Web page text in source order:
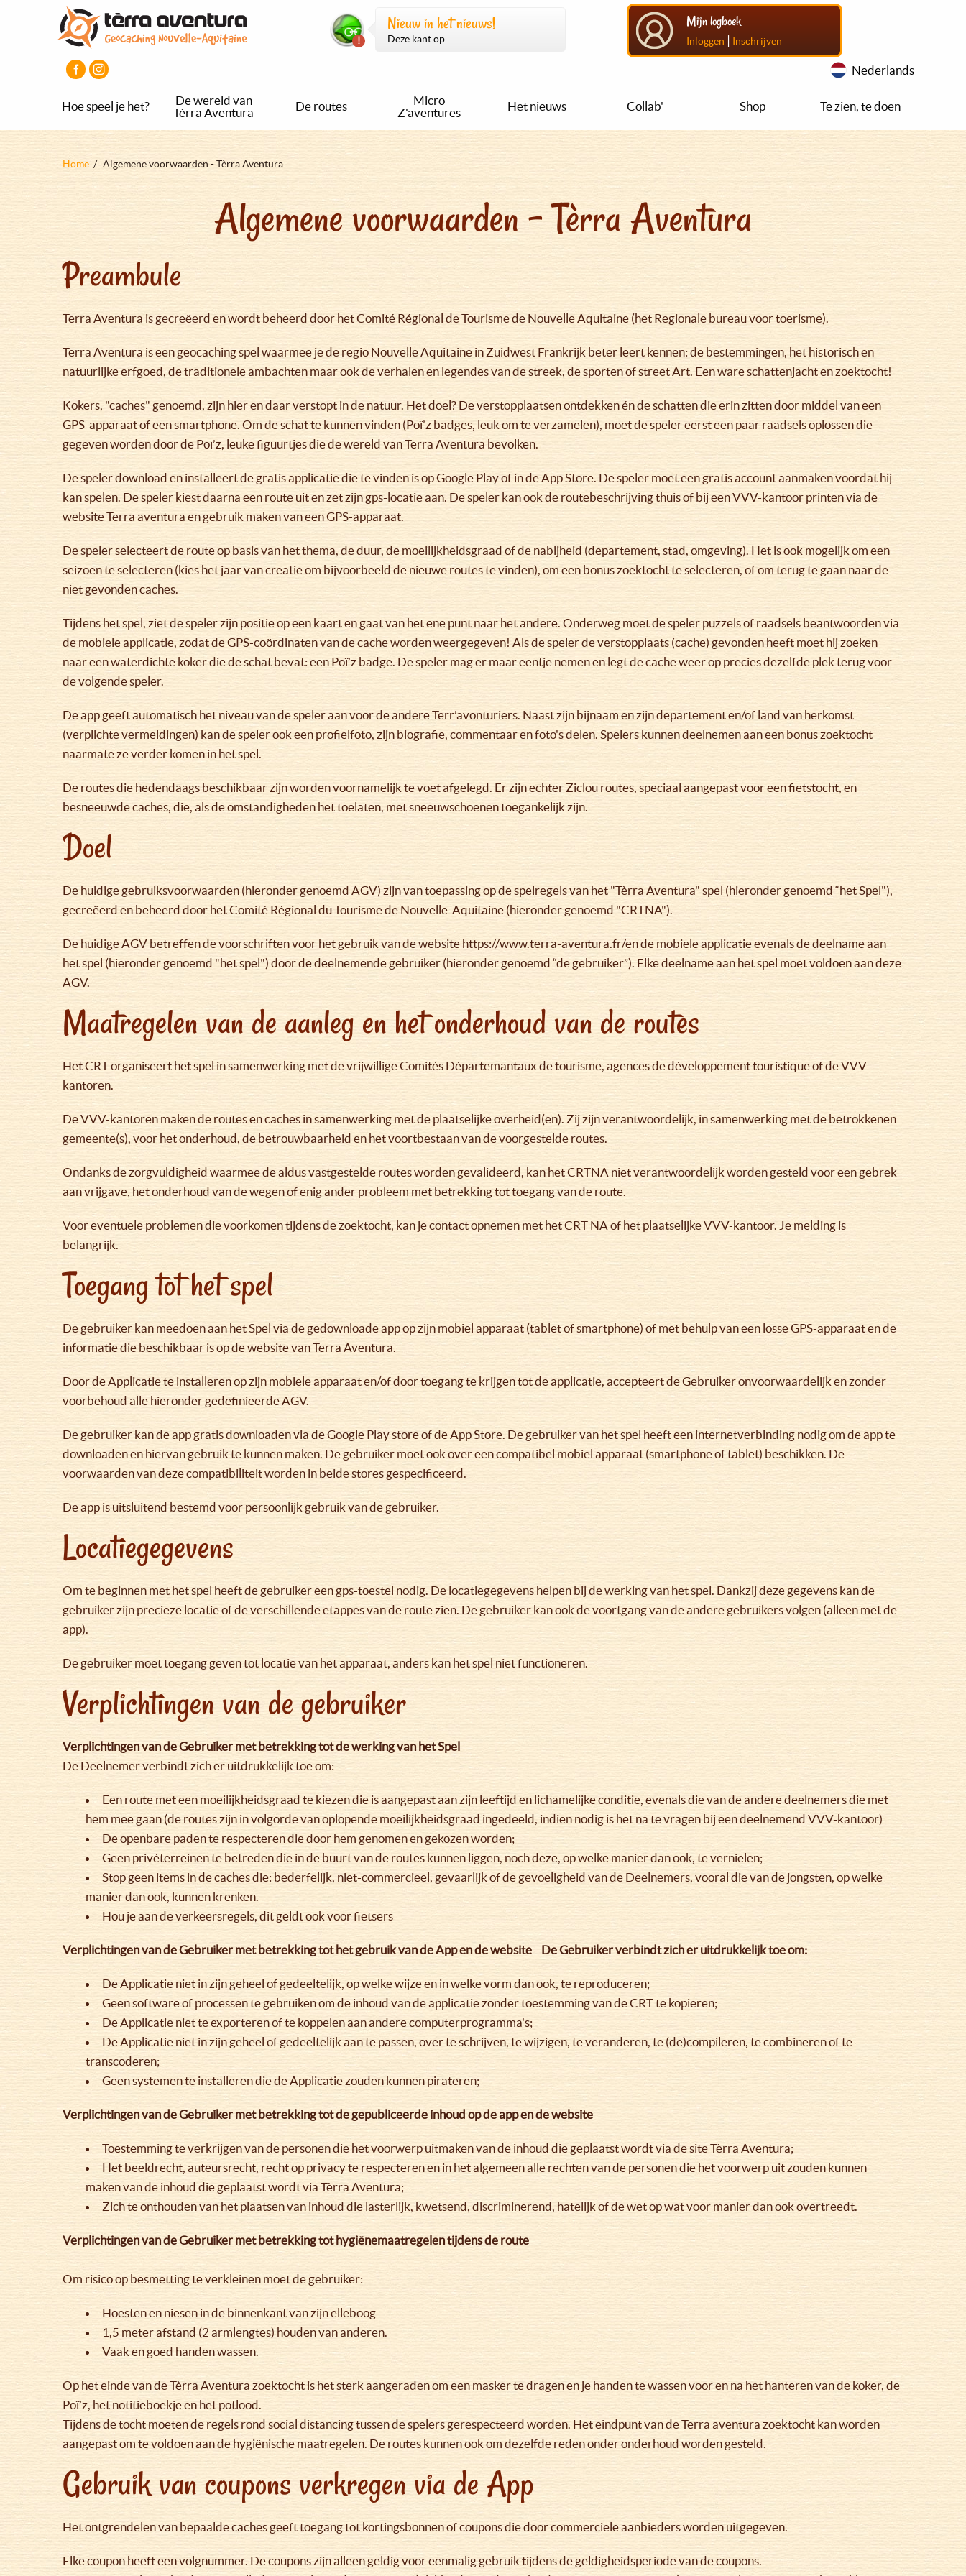
Nieuw in het nieuws!
Deze kant op...
Mijn logboek
Inloggen | Inschrijven
Nederlands
Hoe speel je het?
De wereld van
Tèrra Aventura
De routes
Micro
Z'aventures
Het nieuws Collab' Shop Te zien, te doen
Kruimelpad
Home Algemene voorwaarden - Tèrra Aventura
Algemene voorwaarden - Tèrra Aventura
Preambule
Terra Aventura is gecreëerd en wordt beheerd door het Comité Régional de Tourisme de Nouvelle Aquitaine (het Regionale bureau voor toerisme).
Terra Aventura is een geocaching spel waarmee je de regio Nouvelle Aquitaine in Zuidwest Frankrijk beter leert kennen: de bestemmingen, het historisch en
natuurlijke erfgoed, de traditionele ambachten maar ook de verhalen en legendes van de streek, de sporten of street Art. Een ware schattenjacht en zoektocht!
Kokers, "caches" genoemd, zijn hier en daar verstopt in de natuur. Het doel? De verstopplaatsen ontdekken én de schatten die erin zitten door middel van een
GPS-apparaat of een smartphone. Om de schat te kunnen vinden (Poï’z badges, leuk om te verzamelen), moet de speler eerst een paar raadsels oplossen die
gegeven worden door de Poï’z, leuke figuurtjes die de wereld van Terra Aventura bevolken.
De speler download en installeert de gratis applicatie die te vinden is op Google Play of in de App Store. De speler moet een gratis account aanmaken voordat hij
kan spelen. De speler kiest daarna een route uit en zet zijn gps-locatie aan. De speler kan ook de routebeschrijving thuis of bij een VVV-kantoor printen via de
website Terra aventura en gebruik maken van een GPS-apparaat.
De speler selecteert de route op basis van het thema, de duur, de moeilijkheidsgraad of de nabijheid (departement, stad, omgeving). Het is ook mogelijk om een
seizoen te selecteren (kies het jaar van creatie om bijvoorbeeld de nieuwe routes te vinden), om een bonus zoektocht te selecteren, of om terug te gaan naar de
niet gevonden caches.
Tijdens het spel, ziet de speler zijn positie op een kaart en gaat van het ene punt naar het andere. Onderweg moet de speler puzzels of raadsels beantwoorden via
de mobiele applicatie, zodat de GPS-coördinaten van de cache worden weergegeven! Als de speler de verstopplaats (cache) gevonden heeft moet hij zoeken
naar een waterdichte koker die de schat bevat: een Poï’z badge. De speler mag er maar eentje nemen en legt de cache weer op precies dezelfde plek terug voor
de volgende speler.
De app geeft automatisch het niveau van de speler aan voor de andere Terr’avonturiers. Naast zijn bijnaam en zijn departement en/of land van herkomst
(verplichte vermeldingen) kan de speler ook een profielfoto, zijn biografie, commentaar en foto's delen. Spelers kunnen deelnemen aan een bonus zoektocht
naarmate ze verder komen in het spel.
De routes die hedendaags beschikbaar zijn worden voornamelijk te voet afgelegd. Er zijn echter Ziclou routes, speciaal aangepast voor een fietstocht, en
besneeuwde caches, die, als de omstandigheden het toelaten, met sneeuwschoenen toegankelijk zijn.
Doel
De huidige gebruiksvoorwaarden (hieronder genoemd AGV) zijn van toepassing op de spelregels van het "Tèrra Aventura" spel (hieronder genoemd “het Spel"),
gecreëerd en beheerd door het Comité Régional du Tourisme de Nouvelle-Aquitaine (hieronder genoemd "CRTNA").
De huidige AGV betreffen de voorschriften voor het gebruik van de website https://www.terra-aventura.fr/en de mobiele applicatie evenals de deelname aan
het spel (hieronder genoemd "het spel") door de deelnemende gebruiker (hieronder genoemd “de gebruiker”). Elke deelname aan het spel moet voldoen aan deze
AGV.
Maatregelen van de aanleg en het onderhoud van de routes
Het CRT organiseert het spel in samenwerking met de vrijwillige Comités Départemantaux de tourisme, agences de développement touristique of de VVV-
kantoren.
De VVV-kantoren maken de routes en caches in samenwerking met de plaatselijke overheid(en). Zij zijn verantwoordelijk, in samenwerking met de betrokkenen
gemeente(s), voor het onderhoud, de betrouwbaarheid en het voortbestaan van de voorgestelde routes.
Ondanks de zorgvuldigheid waarmee de aldus vastgestelde routes worden gevalideerd, kan het CRTNA niet verantwoordelijk worden gesteld voor een gebrek
aan vrijgave, het onderhoud van de wegen of enig ander probleem met betrekking tot toegang van de route.
Voor eventuele problemen die voorkomen tijdens de zoektocht, kan je contact opnemen met het CRT NA of het plaatselijke VVV-kantoor. Je melding is
belangrijk.
Toegang tot het spel
De gebruiker kan meedoen aan het Spel via de gedownloade app op zijn mobiel apparaat (tablet of smartphone) of met behulp van een losse GPS-apparaat en de
informatie die beschikbaar is op de website van Terra Aventura.
Door de Applicatie te installeren op zijn mobiele apparaat en/of door toegang te krijgen tot de applicatie, accepteert de Gebruiker onvoorwaardelijk en zonder
voorbehoud alle hieronder gedefinieerde AGV.
De gebruiker kan de app gratis downloaden via de Google Play store of de App Store. De gebruiker van het spel heeft een internetverbinding nodig om de app te
downloaden en hiervan gebruik te kunnen maken. De gebruiker moet ook over een compatibel mobiel apparaat (smartphone of tablet) beschikken. De
voorwaarden van deze compatibiliteit worden in beide stores gespecificeerd.
De app is uitsluitend bestemd voor persoonlijk gebruik van de gebruiker.
Locatiegegevens
Om te beginnen met het spel heeft de gebruiker een gps-toestel nodig. De locatiegegevens helpen bij de werking van het spel. Dankzij deze gegevens kan de
gebruiker zijn precieze locatie of de verschillende etappes van de route zien. De gebruiker kan ook de voortgang van de andere gebruikers volgen (alleen met de
app).
De gebruiker moet toegang geven tot locatie van het apparaat, anders kan het spel niet functioneren.
Verplichtingen van de gebruiker
Verplichtingen van de Gebruiker met betrekking tot de werking van het Spel
De Deelnemer verbindt zich er uitdrukkelijk toe om:
Een route met een moeilijkheidsgraad te kiezen die is aangepast aan zijn leeftijd en lichamelijke conditie, evenals die van de andere deelnemers die met
hem mee gaan (de routes zijn in volgorde van oplopende moeilijkheidsgraad ingedeeld, indien nodig is het na te vragen bij een deelnemend VVV-kantoor)
De openbare paden te respecteren die door hem genomen en gekozen worden;
Geen privéterreinen te betreden die in de buurt van de routes kunnen liggen, noch deze, op welke manier dan ook, te vernielen;
Stop geen items in de caches die: bederfelijk, niet-commercieel, gevaarlijk of de gevoeligheid van de Deelnemers, vooral die van de jongsten, op welke
manier dan ook, kunnen krenken.
Hou je aan de verkeersregels, dit geldt ook voor fietsers
Verplichtingen van de Gebruiker met betrekking tot het gebruik van de App en de website De Gebruiker verbindt zich er uitdrukkelijk toe om:
De Applicatie niet in zijn geheel of gedeeltelijk, op welke wijze en in welke vorm dan ook, te reproduceren;
Geen software of processen te gebruiken om de inhoud van de applicatie zonder toestemming van de CRT te kopiëren;
De Applicatie niet te exporteren of te koppelen aan andere computerprogramma's;
De Applicatie niet in zijn geheel of gedeeltelijk aan te passen, over te schrijven, te wijzigen, te veranderen, te (de)compileren, te combineren of te
transcoderen;
Geen systemen te installeren die de Applicatie zouden kunnen pirateren;
Verplichtingen van de Gebruiker met betrekking tot de gepubliceerde inhoud op de app en de website
Toestemming te verkrijgen van de personen die het voorwerp uitmaken van de inhoud die geplaatst wordt via de site Tèrra Aventura;
Het beeldrecht, auteursrecht, recht op privacy te respecteren en in het algemeen alle rechten van de personen die het voorwerp uit zouden kunnen
maken van de inhoud die geplaatst wordt via Tèrra Aventura;
Zich te onthouden van het plaatsen van inhoud die lasterlijk, kwetsend, discriminerend, hatelijk of de wet op wat voor manier dan ook overtreedt.
Verplichtingen van de Gebruiker met betrekking tot hygiënemaatregelen tijdens de route
Om risico op besmetting te verkleinen moet de gebruiker:
Hoesten en niesen in de binnenkant van zijn elleboog
1,5 meter afstand (2 armlengtes) houden van anderen.
Vaak en goed handen wassen.
Op het einde van de Tèrra Aventura zoektocht is het sterk aangeraden om een masker te dragen en je handen te wassen voor en na het hanteren van de koker, de
Poï’z, het notitieboekje en het potlood.
Tijdens de tocht moeten de regels rond social distancing tussen de spelers gerespecteerd worden. Het eindpunt van de Terra aventura zoektocht kan worden
aangepast om te voldoen aan de hygiënische maatregelen. De routes kunnen ook om dezelfde reden onder onderhoud worden gesteld.
Gebruik van coupons verkregen via de App
Het ontgrendelen van bepaalde caches geeft toegang tot kortingsbonnen of coupons die door commerciële aanbieders worden uitgegeven.
Elke coupon heeft een volgnummer. De coupons zijn alleen geldig voor eenmalig gebruik tijdens de geldigheidsperiode van de coupons.